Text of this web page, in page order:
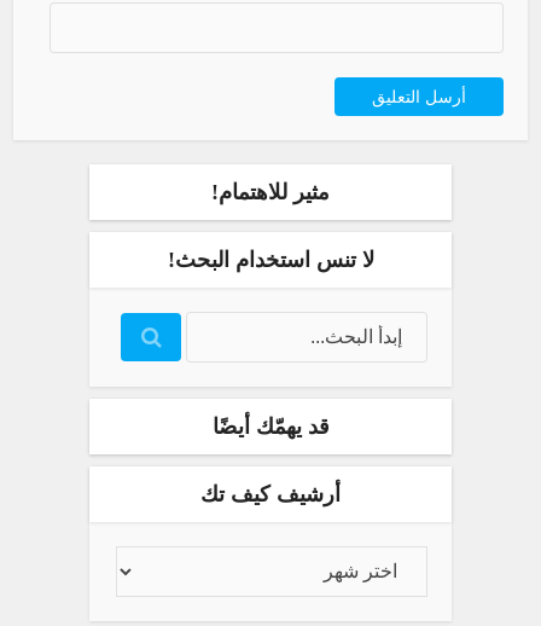
مثير للاهتمام!
لا تنس استخدام البحث!
قد يهمّك أيضًا
أرشيف كيف تك